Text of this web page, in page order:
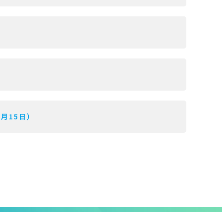
15日）